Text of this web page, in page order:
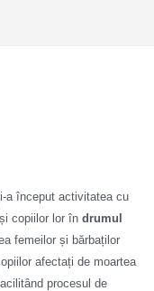
a început activitatea cu
copiilor lor în drumul
femeilor și bărbaților
afectați de moartea
procesul de